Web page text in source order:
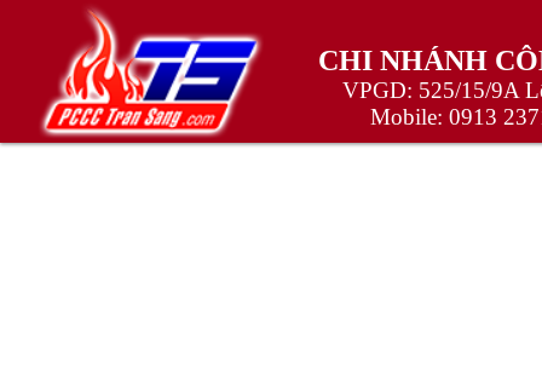
CHI NHÁNH
VPGD: 525/15/9A
Mobile: 0913